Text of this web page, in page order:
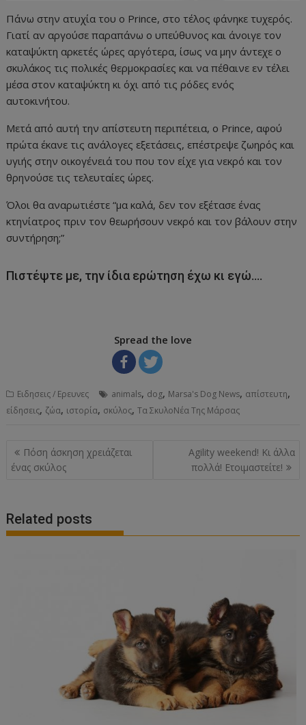
Πάνω στην ατυχία του ο Prince, στο τέλος φάνηκε τυχερός.
Γιατί αν αργούσε παραπάνω ο υπεύθυνος και άνοιγε τον
καταψύκτη αρκετές ώρες αργότερα, ίσως να μην άντεχε ο
σκυλάκος τις πολικές θερμοκρασίες και να πέθαινε εν τέλει
μέσα στον καταψύκτη κι όχι από τις ρόδες ενός
αυτοκινήτου.
Μετά από αυτή την απίστευτη περιπέτεια, ο Prince, αφού
πρώτα έκανε τις ανάλογες εξετάσεις, επέστρεψε ζωηρός και
υγιής στην οικογένειά του που τον είχε για νεκρό και τον
θρηνούσε τις τελευταίες ώρες.
Όλοι θα αναρωτιέστε “μα καλά, δεν τον εξέτασε ένας
κτηνίατρος πριν τον θεωρήσουν νεκρό και τον βάλουν στην
συντήρηση;”
Πιστέψτε με, την ίδια ερώτηση έχω κι εγώ….
Spread the love
Ειδησεις / Ερευνες animals, dog, Marsa's Dog News, απίστευτη,
είδησεις, ζώα, ιστορία, σκύλος,Τα ΣκυλοΝέα Της Μάρσας
Post
navigation
Πόση άσκηση χρειάζεται
ένας σκύλος
Agility weekend! Κι άλλα
πολλά! Ετοιμαστείτε!
Related posts